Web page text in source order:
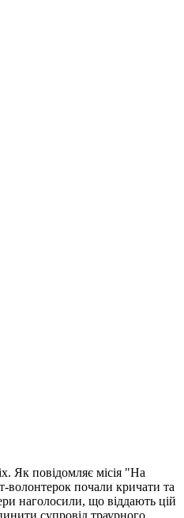
Як повідомляє місія "На
волонтерок почали кричати та
наголосили, що віддають цій
супровід траурного